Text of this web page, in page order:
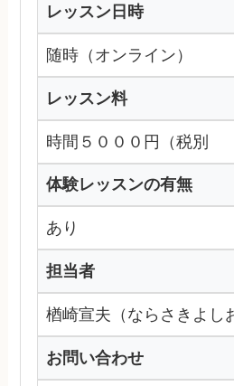
レッスン日時
随時（オンライン）
レッスン料
時間５０００円（税別
体験レッスンの有無
あり
担当者
楢崎宣夫（ならさきよし
お問い合わせ